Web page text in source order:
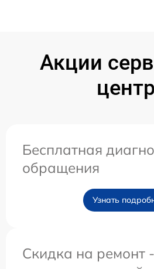
Акции
Бесплатная
обращения
Узнать
Скидка на ремонт